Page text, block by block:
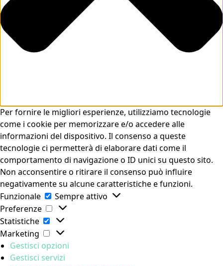
Per fornire le migliori esperienze, utilizziamo tecnologie
come i cookie per memorizzare e/o accedere alle
informazioni del dispositivo. Il consenso a queste
tecnologie ci permetterà di elaborare dati come il
comportamento di navigazione o ID unici su questo sito.
Non acconsentire o ritirare il consenso può influire
negativamente su alcune caratteristiche e funzioni.
Funzionale
Sempre attivo
Preferenze
Statistiche
Marketing
Gestisci opzioni
Gestisci servizi